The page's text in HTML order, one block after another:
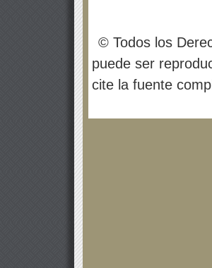
© Todos los
puede ser
cite la fuente